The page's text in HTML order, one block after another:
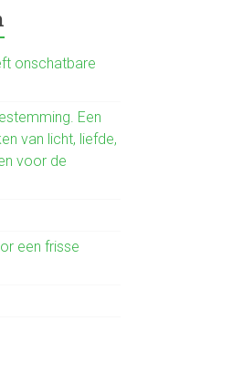
onschatbare
Een
van licht, liefde,
voor de
een frisse